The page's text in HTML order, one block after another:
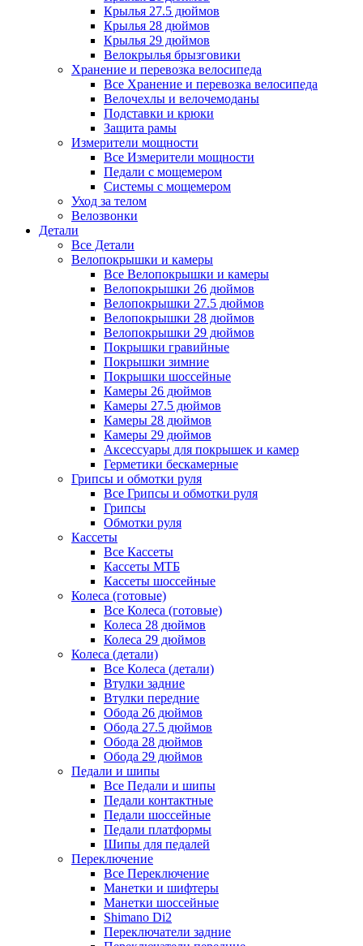
Крылья 27.5 дюймов
Крылья 28 дюймов
Крылья 29 дюймов
Велокрылья брызговики
Хранение и перевозка велосипеда
Все Хранение и перевозка велосипеда
Велочехлы и велочемоданы
Подставки и крюки
Защита рамы
Измерители мощности
Все Измерители мощности
Педали с мощемером
Системы с мощемером
Уход за телом
Велозвонки
Детали
Все Детали
Велопокрышки и камеры
Все Велопокрышки и камеры
Велопокрышки 26 дюймов
Велопокрышки 27.5 дюймов
Велопокрышки 28 дюймов
Велопокрышки 29 дюймов
Покрышки гравийные
Покрышки зимние
Покрышки шоссейные
Камеры 26 дюймов
Камеры 27.5 дюймов
Камеры 28 дюймов
Камеры 29 дюймов
Аксессуары для покрышек и камер
Герметики бескамерные
Грипсы и обмотки руля
Все Грипсы и обмотки руля
Грипсы
Обмотки руля
Кассеты
Все Кассеты
Кассеты МТБ
Кассеты шоссейные
Колеса (готовые)
Все Колеса (готовые)
Колеса 28 дюймов
Колеса 29 дюймов
Колеса (детали)
Все Колеса (детали)
Втулки задние
Втулки передние
Обода 26 дюймов
Обода 27.5 дюймов
Обода 28 дюймов
Обода 29 дюймов
Педали и шипы
Все Педали и шипы
Педали контактные
Педали шоссейные
Педали платформы
Шипы для педалей
Переключение
Все Переключение
Манетки и шифтеры
Манетки шоссейные
Shimano Di2
Переключатели задние